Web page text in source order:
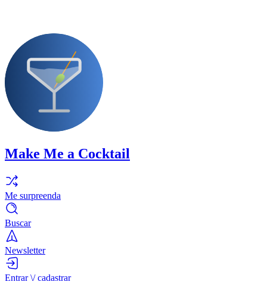
Make Me a Cocktail
Me surpreenda
Buscar
Newsletter
Entrar \/ cadastrar